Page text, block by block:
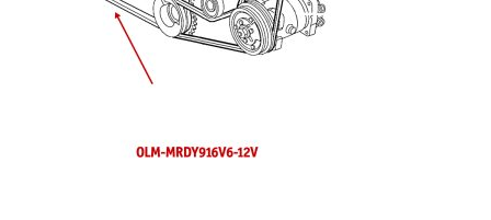
AGGIUNGI AL CARRELLO
/
DETTAGLI